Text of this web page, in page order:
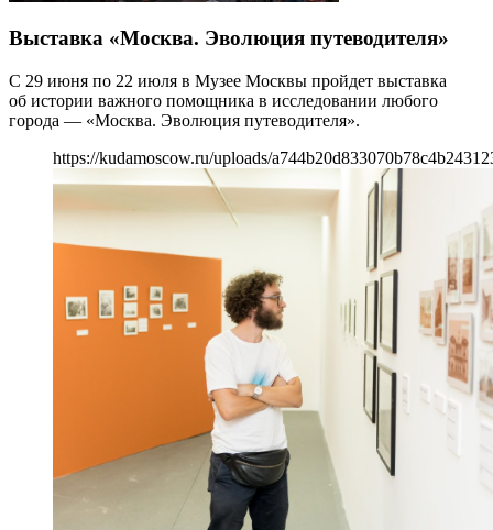
Выставка «Москва. Эволюция путеводителя»
С 29 июня по 22 июля в Музее Москвы пройдет выставка
об истории важного помощника в исследовании любого
города — «Москва. Эволюция путеводителя».
https://kudamoscow.ru/uploads/